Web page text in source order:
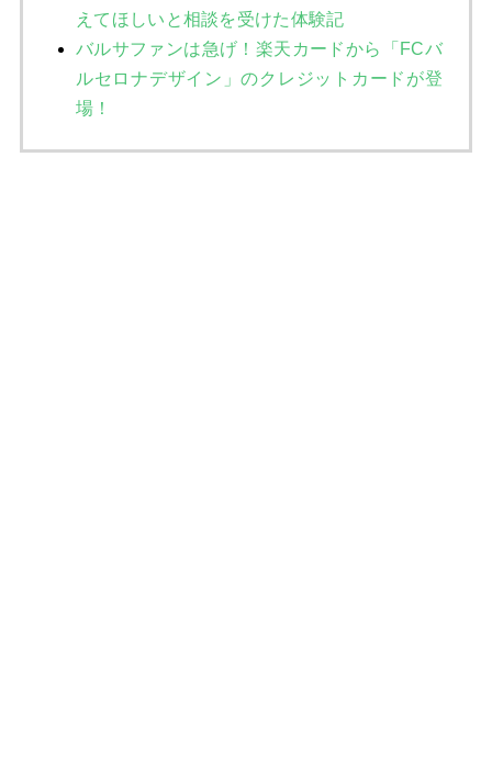
えてほしいと相談を受けた体験記
バルサファンは急げ！楽天カードから「FCバ
ルセロナデザイン」のクレジットカードが登
場！